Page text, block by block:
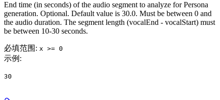
End time (in seconds) of the audio segment to analyze for Persona
generation. Optional. Default value is 30.0. Must be between 0 and
the audio duration. The segment length (vocalEnd - vocalStart) must
be between 10-30 seconds.
必填范围 : x >= 0
示例 :
30